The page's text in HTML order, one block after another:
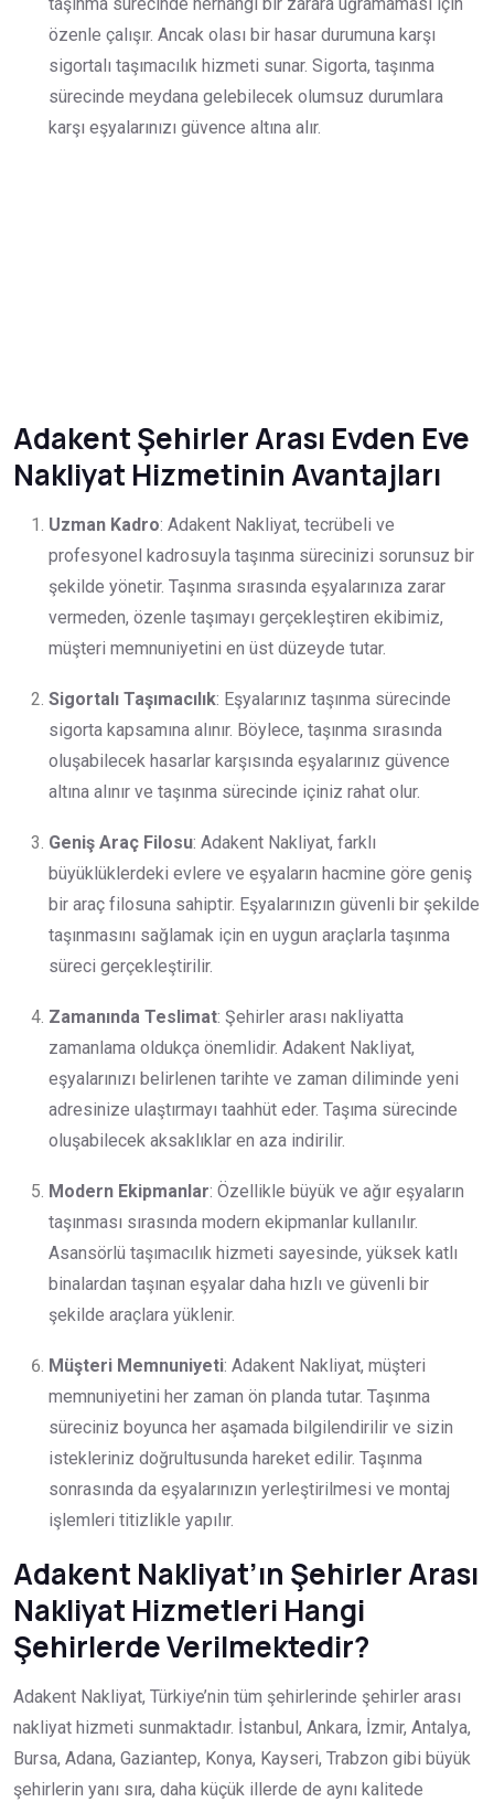
özenle çalışır. Ancak olası bir hasar durumuna karşı
sigortalı taşımacılık hizmeti sunar. Sigorta, taşınma
sürecinde meydana gelebilecek olumsuz durumlara
karşı eşyalarınızı güvence altına alır.
Adakent Şehirler Arası Evden Eve
Nakliyat Hizmetinin Avantajları
Uzman Kadro: Adakent Nakliyat, tecrübeli ve
profesyonel kadrosuyla taşınma sürecinizi sorunsuz bir
şekilde yönetir. Taşınma sırasında eşyalarınıza zarar
vermeden, özenle taşımayı gerçekleştiren ekibimiz,
müşteri memnuniyetini en üst düzeyde tutar.
Sigortalı Taşımacılık: Eşyalarınız taşınma sürecinde
sigorta kapsamına alınır. Böylece, taşınma sırasında
oluşabilecek hasarlar karşısında eşyalarınız güvence
altına alınır ve taşınma sürecinde içiniz rahat olur.
Geniş Araç Filosu: Adakent Nakliyat, farklı
büyüklüklerdeki evlere ve eşyaların hacmine göre geniş
bir araç filosuna sahiptir. Eşyalarınızın güvenli bir şekilde
taşınmasını sağlamak için en uygun araçlarla taşınma
süreci gerçekleştirilir.
Zamanında Teslimat: Şehirler arası nakliyatta
zamanlama oldukça önemlidir. Adakent Nakliyat,
eşyalarınızı belirlenen tarihte ve zaman diliminde yeni
adresinize ulaştırmayı taahhüt eder. Taşıma sürecinde
oluşabilecek aksaklıklar en aza indirilir.
Modern Ekipmanlar: Özellikle büyük ve ağır eşyaların
taşınması sırasında modern ekipmanlar kullanılır.
Asansörlü taşımacılık hizmeti sayesinde, yüksek katlı
binalardan taşınan eşyalar daha hızlı ve güvenli bir
şekilde araçlara yüklenir.
Müşteri Memnuniyeti: Adakent Nakliyat, müşteri
memnuniyetini her zaman ön planda tutar. Taşınma
süreciniz boyunca her aşamada bilgilendirilir ve sizin
istekleriniz doğrultusunda hareket edilir. Taşınma
sonrasında da eşyalarınızın yerleştirilmesi ve montaj
işlemleri titizlikle yapılır.
Adakent Nakliyat’ın Şehirler Arası
Nakliyat Hizmetleri Hangi
Şehirlerde Verilmektedir?
Adakent Nakliyat, Türkiye’nin tüm şehirlerinde şehirler arası
nakliyat hizmeti sunmaktadır. İstanbul, Ankara, İzmir, Antalya,
Bursa, Adana, Gaziantep, Konya, Kayseri, Trabzon gibi büyük
şehirlerin yanı sıra, daha küçük illerde de aynı kalitede